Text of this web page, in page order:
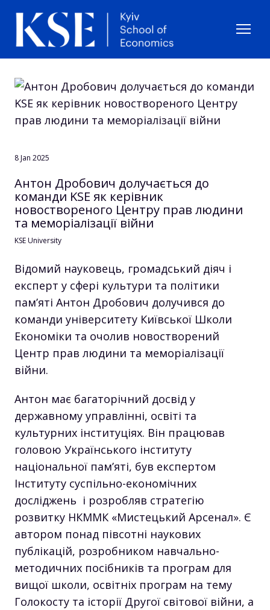
8 Jan 2025
Антон Дробович долучається до
команди KSE як керівник
новоствореного Центру прав людини
та меморіалізації війни
KSE University
Відомий науковець, громадський діяч і
експерт у сфері культури та політики
пам’яті Антон Дробович долучився до
команди університету Київської Школи
Економіки та очолив новостворений
Центр прав людини та меморіалізації
війни.
Антон має багаторічний досвід у
державному управлінні, освіті та
культурних інституціях. Він працював
головою Українського інституту
національної пам’яті, був експертом
Інституту суспільно-економічних
досліджень і розробляв стратегію
розвитку НКММК «Мистецький Арсенал». Є
автором понад півсотні наукових
публікацій, розробником навчально-
методичних посібників та програм для
вищої школи, освітніх програм на тему
Голокосту та історії Другої світової війни, а